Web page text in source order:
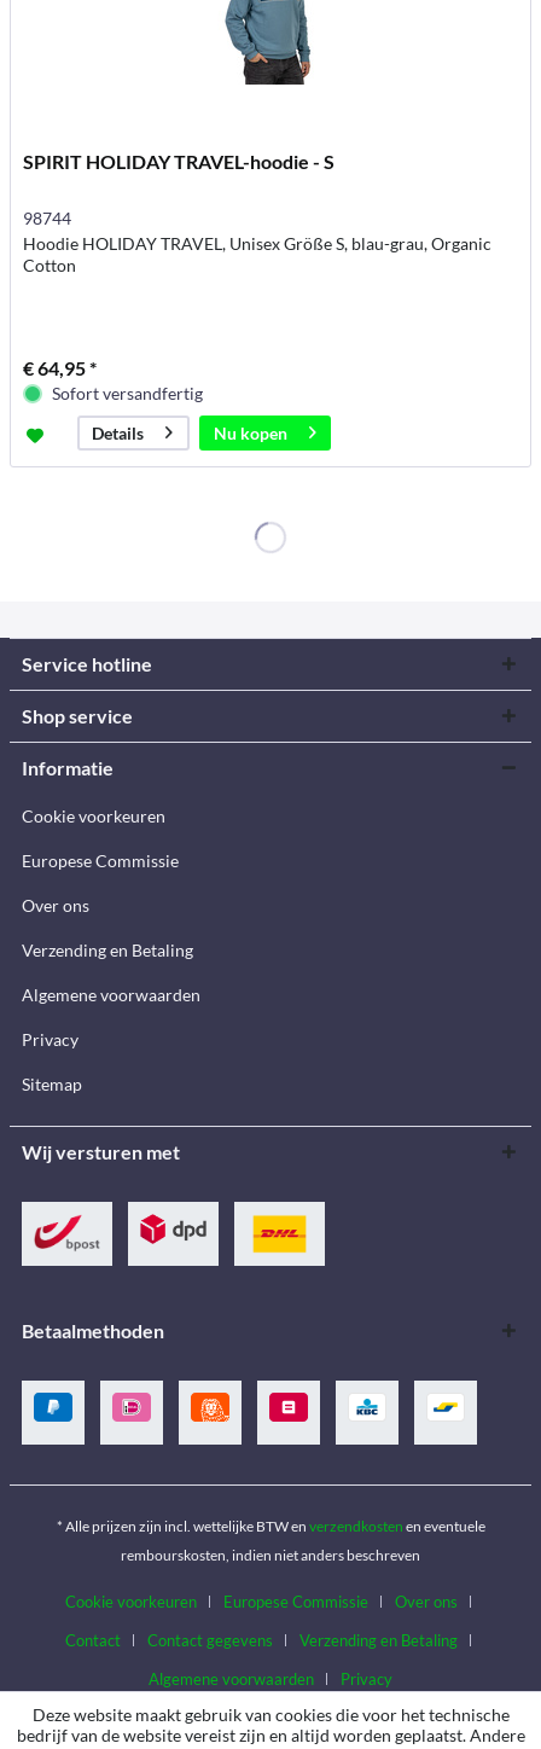
SPIRIT HOLIDAY TRAVEL-hoodie - S
98744
Hoodie HOLIDAY TRAVEL, Unisex Größe S, blau-grau, Organic
Cotton
€ 64,95 *
Sofort versandfertig
Details
Nu kopen
Service hotline
Shop service
Informatie
Cookie voorkeuren
Europese Commissie
Over ons
Verzending en Betaling
Algemene voorwaarden
Privacy
Sitemap
Wij versturen met
Betaalmethoden
* Alle prijzen zijn incl. wettelijke BTW en verzendkosten en eventuele
rembourskosten, indien niet anders beschreven
Cookie voorkeuren Europese Commissie
Over ons
Contact
Contact gegevens
Verzending en Betaling
Algemene voorwaarden
Privacy
Deze website maakt gebruik van cookies die voor het technische
bedrijf van de website vereist zijn en altijd worden geplaatst. Andere